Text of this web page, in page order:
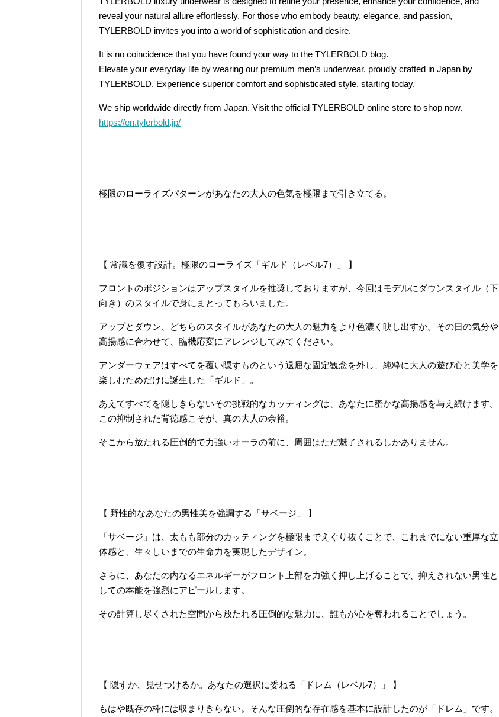
reveal your natural allure effortlessly. For those who embody beauty, elegance, and passion,
TYLERBOLD invites you into a world of sophistication and desire.
It is no coincidence that you have found your way to the TYLERBOLD blog.
Elevate your everyday life by wearing our premium men’s underwear, proudly crafted in Japan by
TYLERBOLD. Experience superior comfort and sophisticated style, starting today.
We ship worldwide directly from Japan. Visit the official TYLERBOLD online store to shop now.
https://en.tylerbold.jp/
極限のローライズパターンがあなたの大人の色気を極限まで引き立てる。
【 常識を覆す設計。極限のローライズ「ギルド（レベル7）」 】
フロントのポジションはアップスタイルを推奨しておりますが、今回はモデルにダウンスタイル（下
向き）のスタイルで身にまとってもらいました。
アップとダウン、どちらのスタイルがあなたの大人の魅力をより色濃く映し出すか。その日の気分や
高揚感に合わせて、臨機応変にアレンジしてみてください。
アンダーウェアはすべてを覆い隠すものという退屈な固定観念を外し、純粋に大人の遊び心と美学を
楽しむためだけに誕生した「ギルド」。
あえてすべてを隠しきらないその挑戦的なカッティングは、あなたに密かな高揚感を与え続けます。
この抑制された背徳感こそが、真の大人の余裕。
そこから放たれる圧倒的で力強いオーラの前に、周囲はただ魅了されるしかありません。
【 野性的なあなたの男性美を強調する「サベージ」 】
「サベージ」は、太もも部分のカッティングを極限までえぐり抜くことで、これまでにない重厚な立
体感と、生々しいまでの生命力を実現したデザイン。
さらに、あなたの内なるエネルギーがフロント上部を力強く押し上げることで、抑えきれない男性と
しての本能を強烈にアピールします。
その計算し尽くされた空間から放たれる圧倒的な魅力に、誰もが心を奪われることでしょう。
【 隠すか、見せつけるか。あなたの選択に委ねる「ドレム（レベル7）」 】
もはや既存の枠には収まりきらない。そんな圧倒的な存在感を基本に設計したのが「ドレム」です。